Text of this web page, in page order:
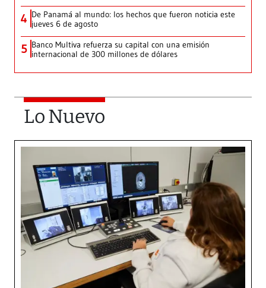
4 De Panamá al mundo: los hechos que fueron noticia este
jueves 6 de agosto
5 Banco Multiva refuerza su capital con una emisión
internacional de 300 millones de dólares
Lo Nuevo